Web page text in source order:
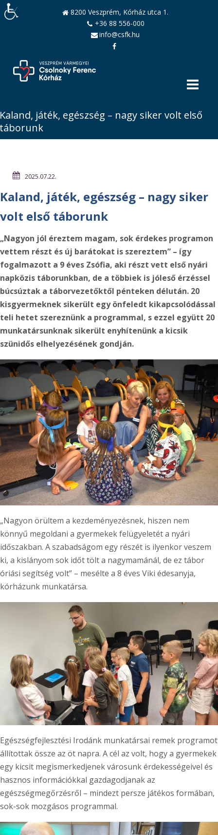
8200 Veszprém, Kórház utca 1.
+36 88 556-000
info@csfk.hu
játék, egészség – nagy siker volt első
2025.07.22.
Kaland, játék, egészség – nagy siker
volt első táborunk
„Nagyon jól éreztem magam, sok érdekes programon
vettem részt és új barátokat is szereztem” – így
fogalmazott a 9 éves Zsófia, aki részt vett első nyári
napközis táborunkban, de a többiek is jóleső érzéssel
búcsúztak a táborvezetőktől pénteken délután. 20
kisgyermeknek sikerült egy önfeledt kikapcsolódással
teli hetet szereznünk a programmal, s ezzel együtt 20
munkatársunknak sikerült enyhítenünk a kicsik
szünidős elhelyezésének gondján.
„Nagyon örültem a kezdeményezésnek, hiszen nem
könnyű megoldani a gyermekek felügyeletét a nyári
időszakban. A szabadságom egy részét is ilyenkor veszem
ki, a kislányom sok időt tölt a nagymamánál, de ez tábor
óriási segítség volt” – mesélte a 8 éves Viki édesanyja,
kórházunk munkatársa.
Egészségfejlesztési Irodánk munkatársai remek programot
állítottak össze az öt napra. A cél az volt, hogy a gyermekek
egy kicsit megismerkedjenek városunk érdekességeivel és
hasznos információkkal gazdagodjanak az
egészségmegőrzésről – mindezt persze játékos formában,
sok-sok mozgásos programmal.